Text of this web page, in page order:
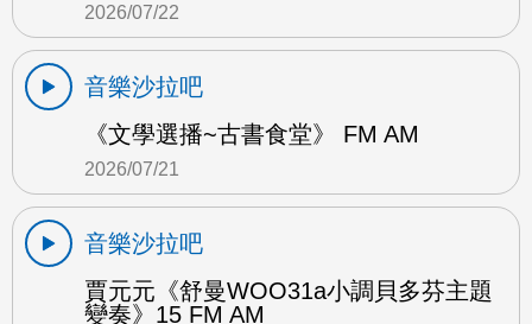
2026/07/22
音樂沙拉吧
《文學選播~古書食堂》 FM AM
2026/07/21
音樂沙拉吧
賈元元《舒曼WOO31a小調貝多芬主題
變奏》15 FM AM